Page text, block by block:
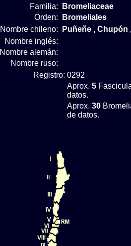
Familia:
Bromeliaceae
Orden:
Bromeliales
Nombre chileno:
Puñeñe , Chupón
Nombre inglés:
Nombre alemán:
Nombre ruso:
Registro: 0292
Aprox. 5
datos.
Aprox. 30
de datos.